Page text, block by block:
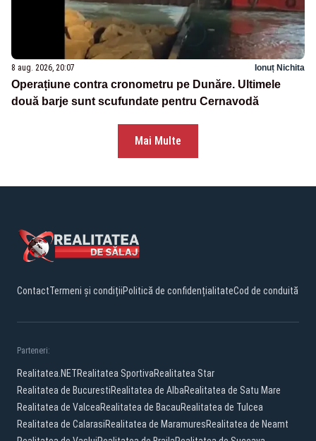
8 aug. 2026, 20:07 Ionuț Nichita
Operațiune contra cronometru pe Dunăre. Ultimele
două barje sunt scufundate pentru Cernavodă
Mai Multe
ContactTermeni și condițiiPolitică de confidențialitateCod de conduită
Parteneri:
Realitatea.NETRealitatea SportivaRealitatea Star
Realitatea de BucurestiRealitatea de AlbaRealitatea de Satu Mare
Realitatea de ValceaRealitatea de BacauRealitatea de Tulcea
Realitatea de CalarasiRealitatea de MaramuresRealitatea de Neamt